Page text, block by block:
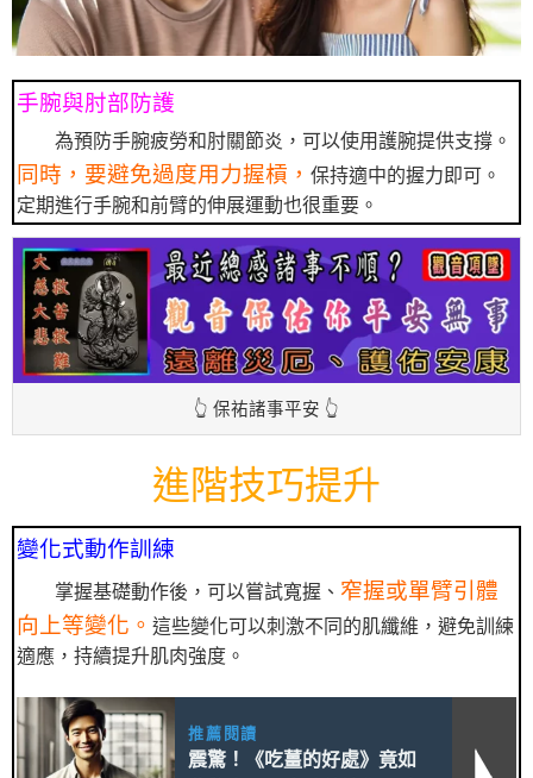
手腕與肘部防護
為預防手腕疲勞和肘關節炎，可以使用護腕提供支撐。
同時，要避免過度用力握槓， 保持適中的握力即可。
定期進行手腕和前臂的伸展運動也很重要。
👆 保祐諸事平安 👆
進階技巧提升
變化式動作訓練
掌握基礎動作後，可以嘗試寬握、 窄握或單臂引體
向上等變化。 這些變化可以刺激不同的肌纖維，避免訓練
適應，持續提升肌肉強度。
推薦閱讀
震驚！《吃薑的好處》竟如